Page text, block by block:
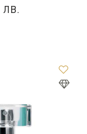
лв.